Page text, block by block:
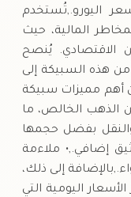
اليورو.,تُستخدم
المخاطر المالية، حيث
الاقتصادي. يُنصح
هذه السبيكة إلى
أهم مميزات سبيكة
احتواء ٢١.٩ جرام من الذهب الخالص، ما
بفضل حجمها
إضافي.,• ملاءمة
إلى ذلك،
اليومية التي